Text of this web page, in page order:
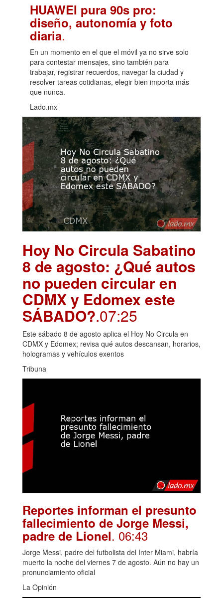
HUAWEI pura 90s pro:
diseño, autonomía y foto
diaria.
En un momento en el que el móvil ya no sirve solo
para contestar mensajes, sino también para
trabajar, registrar recuerdos, navegar la ciudad y
resolver tareas cotidianas, elegir bien importa más
que nunca.
Lado.mx
Hoy No Circula Sabatino
8 de agosto: ¿Qué autos
no pueden circular en
CDMX y Edomex este
SÁBADO?.07:25
Este sábado 8 de agosto aplica el Hoy No Circula en
CDMX y Edomex; revisa qué autos descansan, horarios,
hologramas y vehículos exentos
Tribuna
Reportes informan el presunto
fallecimiento de Jorge Messi,
padre de Lionel. 06:43
Jorge Messi, padre del futbolista del Inter Miami, habría
muerto la noche del viernes 7 de agosto. Aún no hay un
pronunciamiento oficial
La Opinión